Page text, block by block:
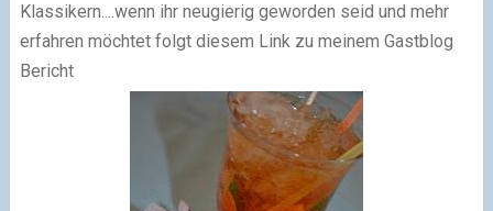
Klassikern....wenn ihr neugierig geworden seid und mehr
erfahren möchtet folgt diesem Link zu meinem Gastblog
Bericht